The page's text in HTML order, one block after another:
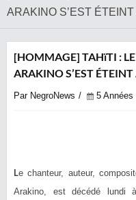
ARAKINO S’EST ÉTEINT
[HOMMAGE] TAHïTI :
ARAKINO S’EST ÉTEINT
Par NegroNews 5 Années
Le chanteur, auteur,
Arakino, est décédé lundi